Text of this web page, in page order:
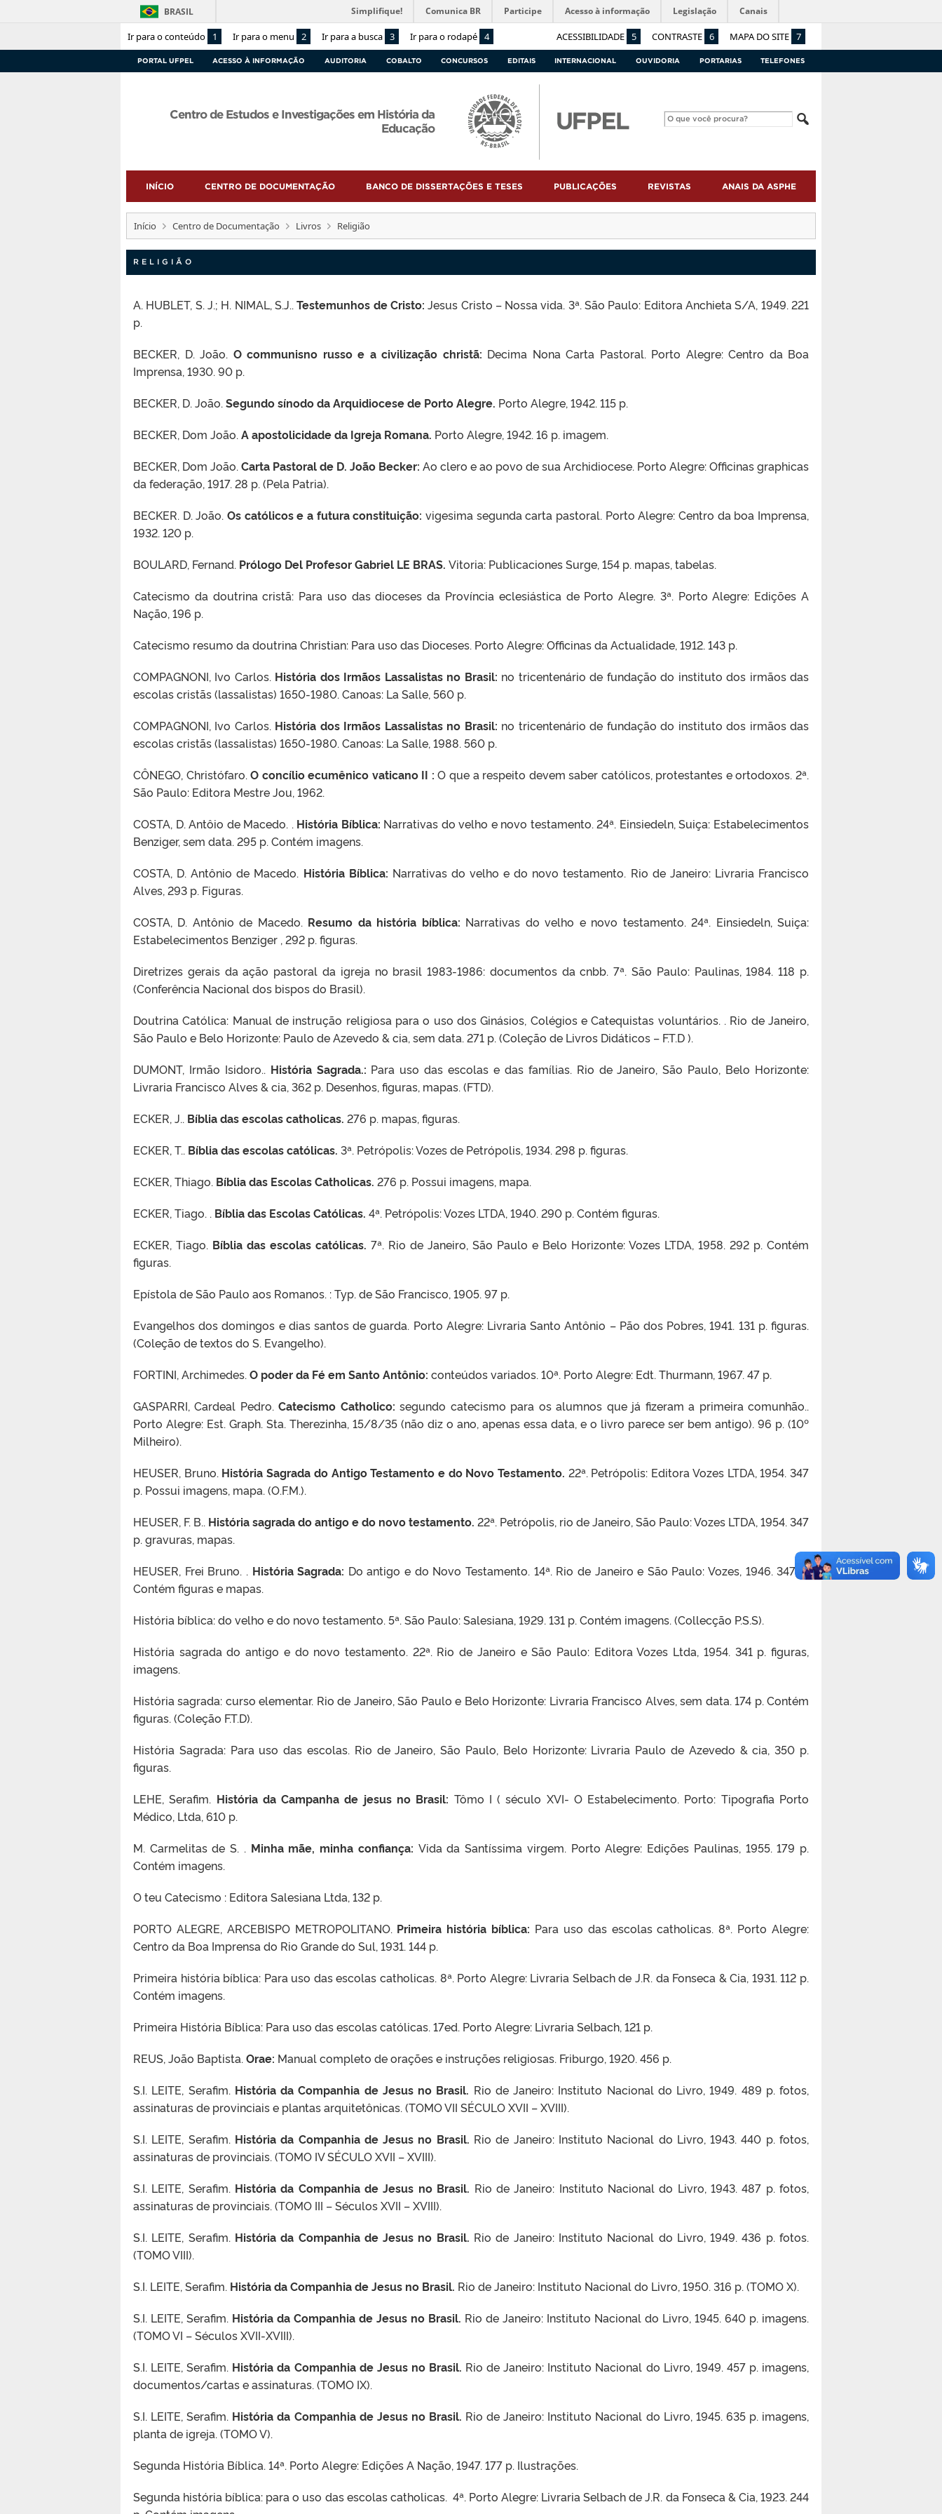
Ir para o conteúdo 1 Ir para o menu 2 Ir para a busca 3 Ir para o rodapé 4 ACESSIBILIDADE 5 CONTRASTE 6 MAPA DO SITE 7
BRASIL Simplifique! Comunica BR Participe Acesso à informação Legislação Canais
PORTAL UFPEL ACESSO À INFORMAÇÃO AUDITORIA COBALTO CONCURSOS EDITAIS INTERNACIONAL OUVIDORIA PORTARIAS TELEFONES
Centro de Estudos e Investigações em História da
Educação
INÍCIO CENTRO DE DOCUMENTAÇÃO BANCO DE DISSERTAÇÕES E TESES PUBLICAÇÕES REVISTAS ANAIS DA ASPHE
Início Centro de Documentação Livros Religião
RELIGIÃO
A. HUBLET, S. J.; H. NIMAL, S.J..Testemunhos de Cristo:Jesus Cristo – Nossa vida. 3ª. São Paulo: Editora Anchieta S/A, 1949. 221
p.
BECKER, D. João. O communisno russo e a civilização christã: Decima Nona Carta Pastoral. Porto Alegre: Centro da Boa
Imprensa, 1930. 90 p.
BECKER, D. João. Segundo sínodo da Arquidiocese de Porto Alegre. Porto Alegre, 1942. 115 p.
BECKER, Dom João. A apostolicidade da Igreja Romana. Porto Alegre, 1942. 16 p. imagem.
BECKER, Dom João. Carta Pastoral de D. João Becker: Ao clero e ao povo de sua Archidiocese. Porto Alegre: Officinas graphicas
da federação, 1917. 28 p. (Pela Patria).
BECKER. D. João. Os católicos e a futura constituição: vigesima segunda carta pastoral. Porto Alegre: Centro da boa Imprensa,
1932. 120 p.
BOULARD, Fernand. Prólogo Del Profesor Gabriel LE BRAS. Vitoria: Publicaciones Surge, 154 p. mapas, tabelas.
Catecismo da doutrina cristã: Para uso das dioceses da Província eclesiástica de Porto Alegre. 3ª. Porto Alegre: Edições A
Nação, 196 p.
Catecismo resumo da doutrina Christian: Para uso das Dioceses. Porto Alegre: Officinas da Actualidade, 1912. 143 p.
COMPAGNONI, Ivo Carlos. História dos Irmãos Lassalistas no Brasil: no tricentenário de fundação do instituto dos irmãos das
escolas cristãs (lassalistas) 1650-1980. Canoas: La Salle, 560 p.
COMPAGNONI, Ivo Carlos. História dos Irmãos Lassalistas no Brasil: no tricentenário de fundação do instituto dos irmãos das
escolas cristãs (lassalistas) 1650-1980. Canoas: La Salle, 1988. 560 p.
CÔNEGO, Christófaro.O concílio ecumênico vaticano II :O que a respeito devem saber católicos, protestantes e ortodoxos. 2ª.
São Paulo: Editora Mestre Jou, 1962.
COSTA, D. Antôio de Macedo. . História Bíblica: Narrativas do velho e novo testamento. 24ª. Einsiedeln, Suiça: Estabelecimentos
Benziger, sem data. 295 p. Contém imagens.
COSTA, D. Antônio de Macedo. História Bíblica: Narrativas do velho e do novo testamento. Rio de Janeiro: Livraria Francisco
Alves, 293 p. Figuras.
COSTA, D. Antônio de Macedo. Resumo da história bíblica: Narrativas do velho e novo testamento. 24ª. Einsiedeln, Suiça:
Estabelecimentos Benziger , 292 p. figuras.
Diretrizes gerais da ação pastoral da igreja no brasil 1983-1986: documentos da cnbb. 7ª. São Paulo: Paulinas, 1984. 118 p.
(Conferência Nacional dos bispos do Brasil).
Doutrina Católica: Manual de instrução religiosa para o uso dos Ginásios, Colégios e Catequistas voluntários. . Rio de Janeiro,
São Paulo e Belo Horizonte: Paulo de Azevedo & cia, sem data. 271 p. (Coleção de Livros Didáticos – F.T.D ).
DUMONT, Irmão Isidoro.. História Sagrada.: Para uso das escolas e das famílias. Rio de Janeiro, São Paulo, Belo Horizonte:
Livraria Francisco Alves & cia, 362 p. Desenhos, figuras, mapas. (FTD).
ECKER, J.. Bíblia das escolas catholicas. 276 p. mapas, figuras.
ECKER, T.. Bíblia das escolas católicas. 3ª. Petrópolis: Vozes de Petrópolis, 1934. 298 p. figuras.
ECKER, Thiago. Bíblia das Escolas Catholicas. 276 p. Possui imagens, mapa.
ECKER, Tiago. . Bíblia das Escolas Católicas. 4ª. Petrópolis: Vozes LTDA, 1940. 290 p. Contém figuras.
ECKER, Tiago. Bíblia das escolas católicas. 7ª. Rio de Janeiro, São Paulo e Belo Horizonte: Vozes LTDA, 1958. 292 p. Contém
figuras.
Epístola de São Paulo aos Romanos. : Typ. de São Francisco, 1905. 97 p.
Evangelhos dos domingos e dias santos de guarda. Porto Alegre: Livraria Santo Antônio – Pão dos Pobres, 1941. 131 p. figuras.
(Coleção de textos do S. Evangelho).
FORTINI, Archimedes. O poder da Fé em Santo Antônio: conteúdos variados. 10ª. Porto Alegre: Edt. Thurmann, 1967. 47 p.
GASPARRI, Cardeal Pedro.Catecismo Catholico:segundo catecismo para os alumnos que já fizeram a primeira comunhão..
Porto Alegre: Est. Graph. Sta. Therezinha, 15/8/35 (não diz o ano, apenas essa data, e o livro parece ser bem antigo). 96 p. (10º
Milheiro).
HEUSER, Bruno. História Sagrada do Antigo Testamento e do Novo Testamento. 22ª. Petrópolis: Editora Vozes LTDA, 1954. 347
p. Possui imagens, mapa. (O.F.M.).
HEUSER, F. B.. História sagrada do antigo e do novo testamento. 22ª. Petrópolis, rio de Janeiro, São Paulo: Vozes LTDA, 1954. 347
p. gravuras, mapas.
HEUSER, Frei Bruno. . História Sagrada: Do antigo e do Novo Testamento. 14ª. Rio de Janeiro e São Paulo: Vozes, 1946. 347 p.
Contém figuras e mapas.
História bíblica: do velho e do novo testamento. 5ª. São Paulo: Salesiana, 1929. 131 p. Contém imagens. (Collecção P.S.S).
História sagrada do antigo e do novo testamento. 22ª. Rio de Janeiro e São Paulo: Editora Vozes Ltda, 1954. 341 p. figuras,
imagens.
História sagrada: curso elementar. Rio de Janeiro, São Paulo e Belo Horizonte: Livraria Francisco Alves, sem data. 174 p. Contém
figuras. (Coleção F.T.D).
História Sagrada: Para uso das escolas. Rio de Janeiro, São Paulo, Belo Horizonte: Livraria Paulo de Azevedo & cia, 350 p.
figuras.
LEHE, Serafim. História da Campanha de jesus no Brasil: Tômo I ( século XVI- O Estabelecimento. Porto: Tipografia Porto
Médico, Ltda, 610 p.
M. Carmelitas de S. . Minha mãe, minha confiança: Vida da Santíssima virgem. Porto Alegre: Edições Paulinas, 1955. 179 p.
Contém imagens.
O teu Catecismo : Editora Salesiana Ltda, 132 p.
PORTO ALEGRE, ARCEBISPO METROPOLITANO. Primeira história bíblica: Para uso das escolas catholicas. 8ª. Porto Alegre:
Centro da Boa Imprensa do Rio Grande do Sul, 1931. 144 p.
Primeira história bíblica: Para uso das escolas catholicas. 8ª. Porto Alegre: Livraria Selbach de J.R. da Fonseca & Cia, 1931. 112 p.
Contém imagens.
Primeira História Bíblica: Para uso das escolas católicas. 17ed. Porto Alegre: Livraria Selbach, 121 p.
REUS, João Baptista. Orae: Manual completo de orações e instruções religiosas. Friburgo, 1920. 456 p.
S.I. LEITE, Serafim. História da Companhia de Jesus no Brasil. Rio de Janeiro: Instituto Nacional do Livro, 1949. 489 p. fotos,
assinaturas de provinciais e plantas arquitetônicas. (TOMO VII SÉCULO XVII – XVIII).
S.I. LEITE, Serafim. História da Companhia de Jesus no Brasil. Rio de Janeiro: Instituto Nacional do Livro, 1943. 440 p. fotos,
assinaturas de provinciais. (TOMO IV SÉCULO XVII – XVIII).
S.I. LEITE, Serafim. História da Companhia de Jesus no Brasil. Rio de Janeiro: Instituto Nacional do Livro, 1943. 487 p. fotos,
assinaturas de provinciais. (TOMO III – Séculos XVII – XVIII).
S.I. LEITE, Serafim. História da Companhia de Jesus no Brasil. Rio de Janeiro: Instituto Nacional do Livro, 1949. 436 p. fotos.
(TOMO VIII).
S.I. LEITE, Serafim. História da Companhia de Jesus no Brasil. Rio de Janeiro: Instituto Nacional do Livro, 1950. 316 p. (TOMO X).
S.I. LEITE, Serafim. História da Companhia de Jesus no Brasil. Rio de Janeiro: Instituto Nacional do Livro, 1945. 640 p. imagens.
(TOMO VI – Séculos XVII-XVIII).
S.I. LEITE, Serafim. História da Companhia de Jesus no Brasil. Rio de Janeiro: Instituto Nacional do Livro, 1949. 457 p. imagens,
documentos/cartas e assinaturas. (TOMO IX).
S.I. LEITE, Serafim. História da Companhia de Jesus no Brasil. Rio de Janeiro: Instituto Nacional do Livro, 1945. 635 p. imagens,
planta de igreja. (TOMO V).
Segunda História Bíblica. 14ª. Porto Alegre: Edições A Nação, 1947. 177 p. Ilustrações.
Segunda história bíblica: para o uso das escolas catholicas. 4ª. Porto Alegre: Livraria Selbach de J.R. da Fonseca & Cia, 1923. 244